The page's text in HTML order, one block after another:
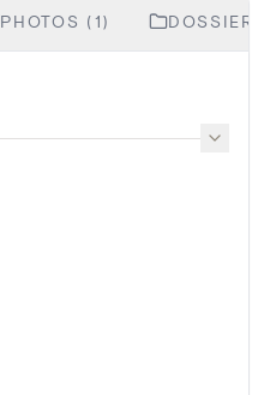
PHOTOS (1)